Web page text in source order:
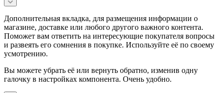
Дополнительная вкладка, для размещения информации о
магазине, доставке или любого другого важного контента.
Поможет вам ответить на интересующие покупателя вопросы
и развеять его сомнения в покупке. Используйте её по своему
усмотрению.
Вы можете убрать её или вернуть обратно, изменив одну
галочку в настройках компонента. Очень удобно.